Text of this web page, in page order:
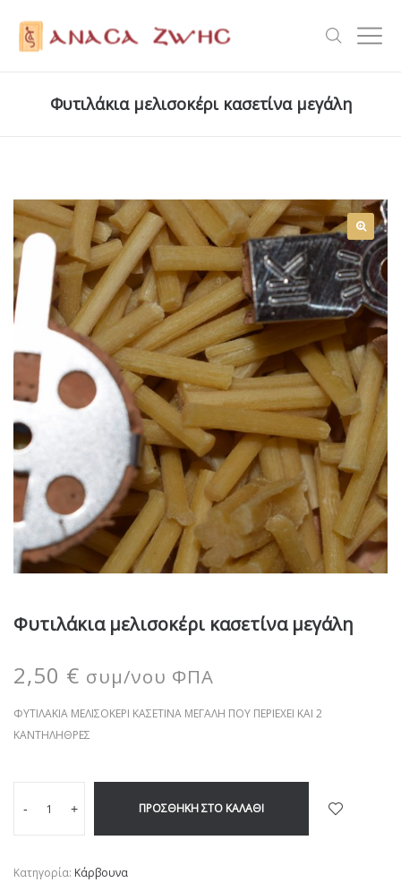
Φυτιλάκια μελισοκέρι κασετίνα μεγάλη
Φυτιλάκια μελισοκέρι κασετίνα μεγάλη
2,50 € συμ/νου ΦΠΑ
ΦΥΤΙΛΑΚΙΑ ΜΕΛΙΣΟΚΕΡΙ ΚΑΣΕΤΙΝΑ ΜΕΓΑΛΗ ΠΟΥ ΠΕΡΙΕΧΕΙ ΚΑΙ 2
ΚΑΝΤΗΛΗΘΡΕΣ
- + ΠΡΟΣΘΉΚΗ ΣΤΟ ΚΑΛΆΘΙ
Κατηγορία: Κάρβουνα